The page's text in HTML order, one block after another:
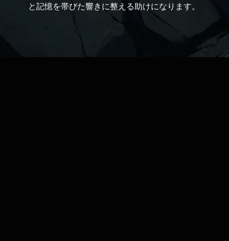
と記憶を帯びた響きに整える助けになります。